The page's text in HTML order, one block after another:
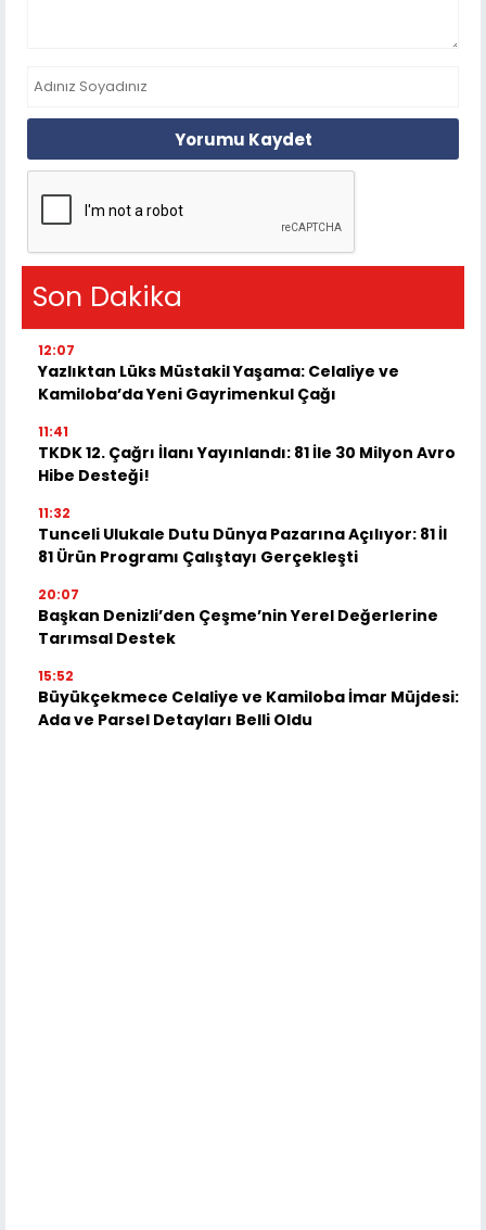
Yorumu Kaydet
Son Dakika
12:07
Yazlıktan Lüks Müstakil Yaşama: Celaliye ve
Kamiloba’da Yeni Gayrimenkul Çağı
11:41
TKDK 12. Çağrı İlanı Yayınlandı: 81 İle 30 Milyon Avro
Hibe Desteği!
11:32
Tunceli Ulukale Dutu Dünya Pazarına Açılıyor: 81 İl
81 Ürün Programı Çalıştayı Gerçekleşti
20:07
Başkan Denizli’den Çeşme’nin Yerel Değerlerine
Tarımsal Destek
15:52
Büyükçekmece Celaliye ve Kamiloba İmar Müjdesi:
Ada ve Parsel Detayları Belli Oldu